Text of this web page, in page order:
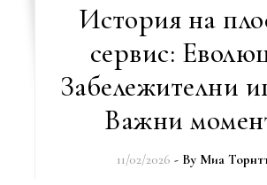
История на
сервис:
Забележителни
Важни
11/02/2026 - By Миа